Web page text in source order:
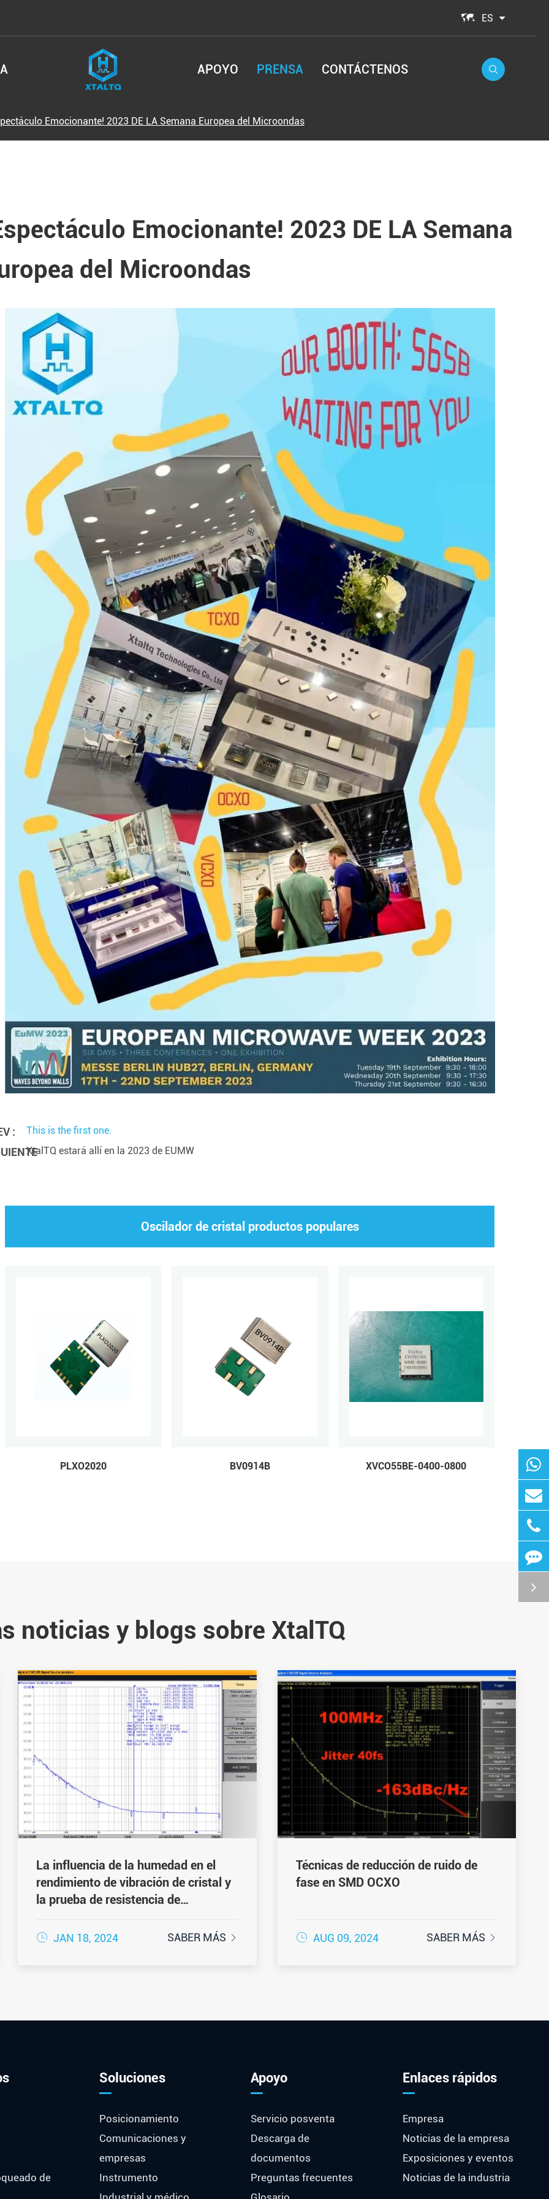
 ES
APOYO PRENSA CONTÁCTENOS 
Emocionante! 2023 DE LA Semana Europea del Microondas
Emocionante! 2023 DE LA Semana
del Microondas
: This is the first one.
XtalTQ estará allí en la 2023 de EUMW
Oscilador de cristal productos populares
PLXO2020 BV0914B XVCO55BE-0400-0800
noticias y blogs sobre XtalTQ
La influencia de la humedad en el
rendimiento de vibración de cristal y
la prueba de resistencia de
humedad
 JAN 18, 2024 SABER MÁS 
Técnicas de reducción de ruido de
fase en SMD OCXO
 AUG 09, 2024 SABER MÁS 
de
Soluciones
Posicionamiento
Comunicaciones y
empresas
Instrumento
Apoyo
Servicio posventa
Descarga de
documentos
Preguntas frecuentes
Enlaces rápidos
Empresa
Noticias de la empresa
Exposiciones y eventos
Noticias de la industria